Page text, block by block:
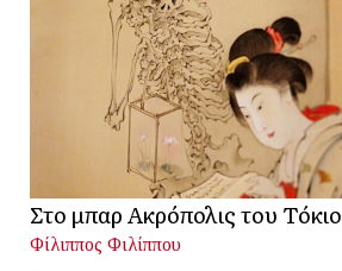
Στο μπαρ Ακρόπολις του Τόκιο
Φίλιππος Φιλίππου